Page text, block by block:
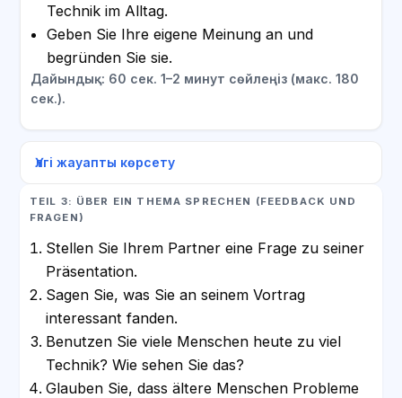
Technik im Alltag.
Geben Sie Ihre eigene Meinung an und
begründen Sie sie.
Дайындық: 60 сек. 1–2 минут сөйлеңіз (макс. 180
сек.).
Үлгі жауапты көрсету
TEIL 3: ÜBER EIN THEMA SPRECHEN (FEEDBACK UND
FRAGEN)
Stellen Sie Ihrem Partner eine Frage zu seiner
Präsentation.
Sagen Sie, was Sie an seinem Vortrag
interessant fanden.
Benutzen Sie viele Menschen heute zu viel
Technik? Wie sehen Sie das?
Glauben Sie, dass ältere Menschen Probleme